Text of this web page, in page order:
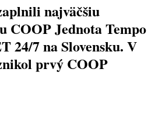
najväčšiu
COOP Jednota Tempo
24/7 na Slovensku. V
prvý COOP